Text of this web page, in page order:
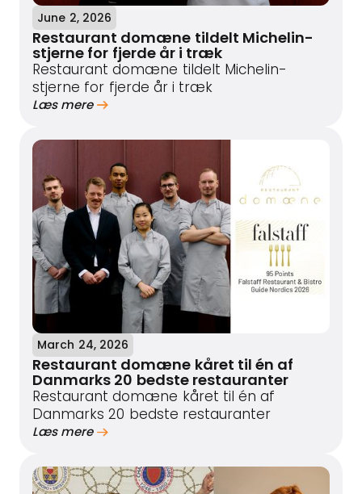
June 2, 2026
Restaurant domæne tildelt Michelin-
stjerne for fjerde år i træk
Restaurant domæne tildelt Michelin-
stjerne for fjerde år i træk
Læs mere
March 24, 2026
Restaurant domæne kåret til én af
Danmarks 20 bedste restauranter
Restaurant domæne kåret til én af
Danmarks 20 bedste restauranter
Læs mere